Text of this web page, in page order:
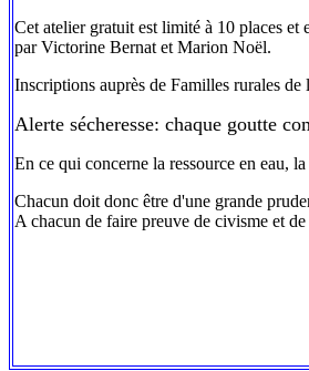
Cet atelier gratuit est limité à 10 places
par Victorine Bernat et Marion Noël.
Inscriptions auprès de Familles rurales
Alerte sécheresse: chaque goutte
En ce qui concerne la ressource en eau,
Chacun doit donc être d'une grande
A chacun de faire preuve de civisme et